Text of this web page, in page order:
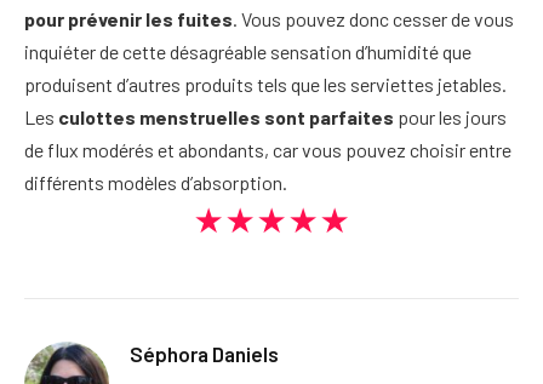
pour prévenir les fuites. Vous pouvez donc cesser de vous
inquiéter de cette désagréable sensation d’humidité que
produisent d’autres produits tels que les serviettes jetables.
Les culottes menstruelles sont parfaites pour les jours
de flux modérés et abondants, car vous pouvez choisir entre
différents modèles d’absorption.
★★★★★
Séphora Daniels